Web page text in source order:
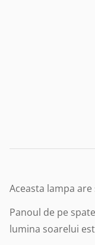
Aceasta lampa
Panoul de pe
lumina soarelui